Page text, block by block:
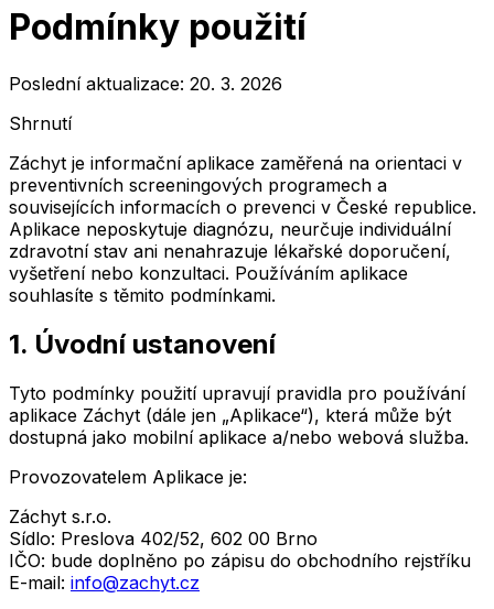
Podmínky použití
Poslední aktualizace: 20. 3. 2026
Shrnutí
Záchyt je informační aplikace zaměřená na orientaci v
preventivních screeningových programech a
souvisejících informacích o prevenci v České republice.
Aplikace neposkytuje diagnózu, neurčuje individuální
zdravotní stav ani nenahrazuje lékařské doporučení,
vyšetření nebo konzultaci. Používáním aplikace
souhlasíte s těmito podmínkami.
1. Úvodní ustanovení
Tyto podmínky použití upravují pravidla pro používání
aplikace Záchyt (dále jen „Aplikace“), která může být
dostupná jako mobilní aplikace a/nebo webová služba.
Provozovatelem Aplikace je:
Záchyt s.r.o.
Sídlo: Preslova 402/52, 602 00 Brno
IČO: bude doplněno po zápisu do obchodního rejstříku
E-mail: info@zachyt.cz